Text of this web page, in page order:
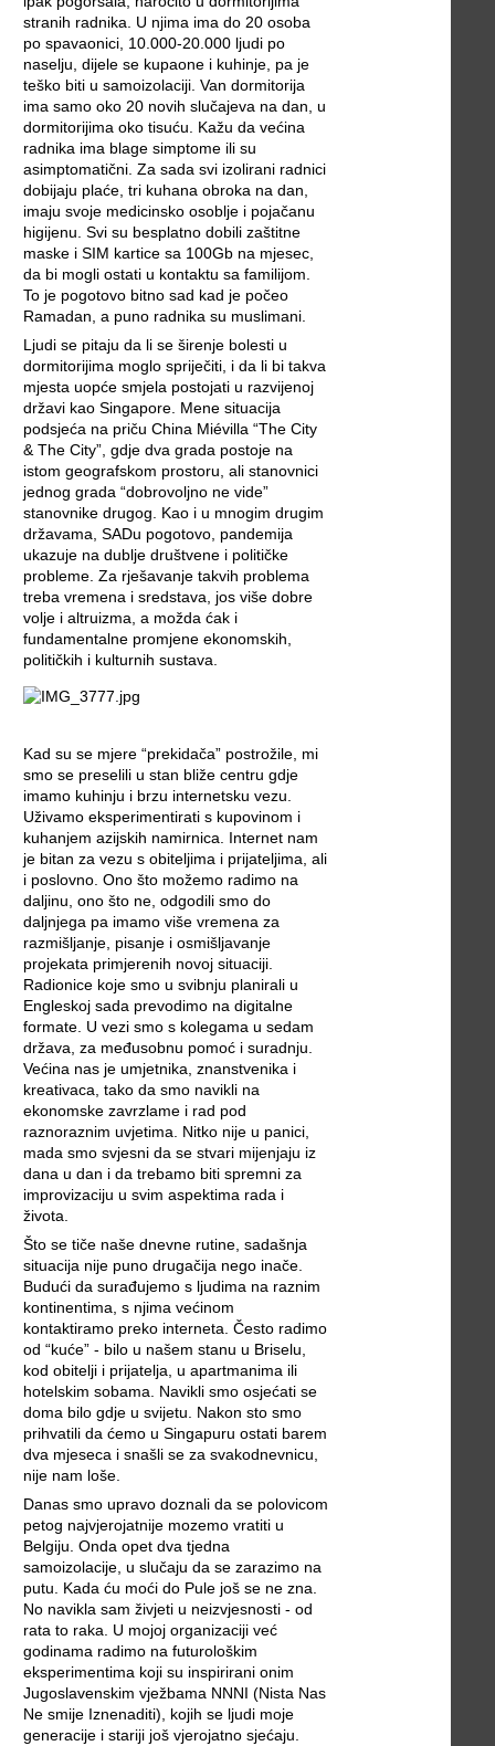
stranih radnika. U njima ima do 20 osoba
po spavaonici, 10.000-20.000 ljudi po
naselju, dijele se kupaone i kuhinje, pa je
teško biti u samoizolaciji. Van dormitorija
ima samo oko 20 novih slučajeva na dan, u
dormitorijima oko tisuću. Kažu da većina
radnika ima blage simptome ili su
asimptomatični. Za sada svi izolirani radnici
dobijaju plaće, tri kuhana obroka na dan,
imaju svoje medicinsko osoblje i pojačanu
higijenu. Svi su besplatno dobili zaštitne
maske i SIM kartice sa 100Gb na mjesec,
da bi mogli ostati u kontaktu sa familijom.
To je pogotovo bitno sad kad je počeo
Ramadan, a puno radnika su muslimani.
Ljudi se pitaju da li se širenje bolesti u
dormitorijima moglo spriječiti, i da li bi takva
mjesta uopće smjela postojati u razvijenoj
državi kao Singapore. Mene situacija
podsjeća na priču China Miévilla “The City
& The City”, gdje dva grada postoje na
istom geografskom prostoru, ali stanovnici
jednog grada “dobrovoljno ne vide”
stanovnike drugog. Kao i u mnogim drugim
državama, SADu pogotovo, pandemija
ukazuje na dublje društvene i političke
probleme. Za rješavanje takvih problema
treba vremena i sredstava, jos više dobre
volje i altruizma, a možda ćak i
fundamentalne promjene ekonomskih,
političkih i kulturnih sustava.
Kad su se mjere “prekidača” postrožile, mi
smo se preselili u stan bliže centru gdje
imamo kuhinju i brzu internetsku vezu.
Uživamo eksperimentirati s kupovinom i
kuhanjem azijskih namirnica. Internet nam
je bitan za vezu s obiteljima i prijateljima, ali
i poslovno. Ono što možemo radimo na
daljinu, ono što ne, odgodili smo do
daljnjega pa imamo više vremena za
razmišljanje, pisanje i osmišljavanje
projekata primjerenih novoj situaciji.
Radionice koje smo u svibnju planirali u
Engleskoj sada prevodimo na digitalne
formate. U vezi smo s kolegama u sedam
država, za međusobnu pomoć i suradnju.
Većina nas je umjetnika, znanstvenika i
kreativaca, tako da smo navikli na
ekonomske zavrzlame i rad pod
raznoraznim uvjetima. Nitko nije u panici,
mada smo svjesni da se stvari mijenjaju iz
dana u dan i da trebamo biti spremni za
improvizaciju u svim aspektima rada i
života.
Što se tiče naše dnevne rutine, sadašnja
situacija nije puno drugačija nego inače.
Budući da surađujemo s ljudima na raznim
kontinentima, s njima većinom
kontaktiramo preko interneta. Često radimo
od “kuće” - bilo u našem stanu u Briselu,
kod obitelji i prijatelja, u apartmanima ili
hotelskim sobama. Navikli smo osjećati se
doma bilo gdje u svijetu. Nakon sto smo
prihvatili da ćemo u Singapuru ostati barem
dva mjeseca i snašli se za svakodnevnicu,
nije nam loše.
Danas smo upravo doznali da se polovicom
petog najvjerojatnije mozemo vratiti u
Belgiju. Onda opet dva tjedna
samoizolacije, u slučaju da se zarazimo na
putu. Kada ću moći do Pule još se ne zna.
No navikla sam živjeti u neizvjesnosti - od
rata to raka. U mojoj organizaciji već
godinama radimo na futurološkim
eksperimentima koji su inspirirani onim
Jugoslavenskim vježbama NNNI (Nista Nas
Ne smije Iznenaditi), kojih se ljudi moje
generacije i stariji još vjerojatno sjećaju.